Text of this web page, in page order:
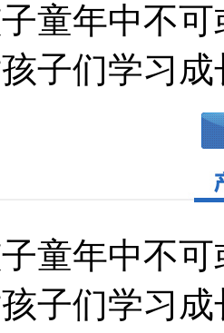
童年中不
子们学习
童年中不
子们学习